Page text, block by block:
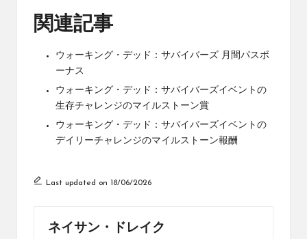
関連記事
ウォーキング・デッド：サバイバーズ 月間パスボ
ーナス
ウォーキング・デッド：サバイバーズイベントの
生存チャレンジのマイルストーン賞
ウォーキング・デッド：サバイバーズイベントの
デイリーチャレンジのマイルストーン報酬
Last updated on 18/06/2026
ネイサン・ドレイク